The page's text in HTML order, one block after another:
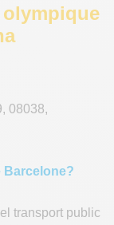
, 08038,
Barcelone?
transport public